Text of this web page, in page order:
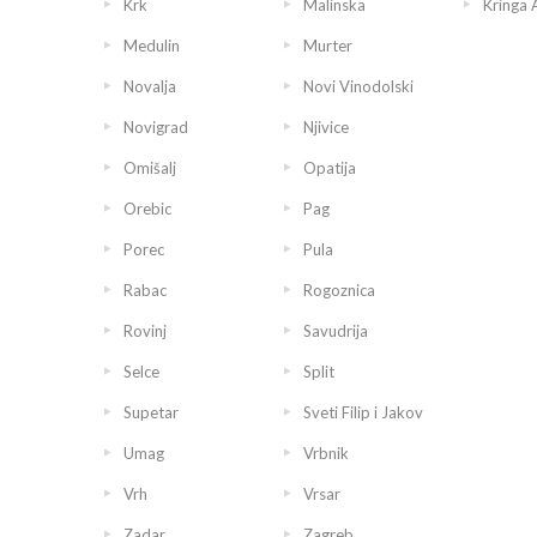
Krk Malinska
Medulin Murter
Novalja Novi Vinodolski
Novigrad Njivice
Omišalj Opatija
Orebic Pag
Porec Pula
Rabac Rogoznica
Rovinj Savudrija
Selce Split
Supetar Sveti Filip i Jakov
Umag Vrbnik
Vrh Vrsar
Kringa